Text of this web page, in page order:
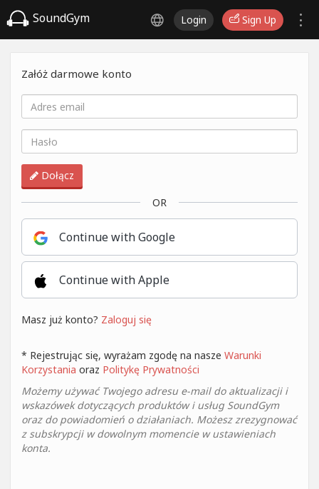
SoundGym Login Sign Up
Załóż darmowe konto
Dołącz
OR
Continue with Google
Continue with Apple
Masz już konto? Zaloguj się
* Rejestrując się, wyrażam zgodę na nasze Warunki
Korzystania oraz Politykę Prywatności
Możemy używać Twojego adresu e-mail do aktualizacji i
wskazówek dotyczących produktów i usług SoundGym
oraz do powiadomień o działaniach. Możesz zrezygnować
z subskrypcji w dowolnym momencie w ustawieniach
konta.